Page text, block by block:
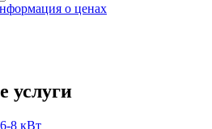
о ценах
услуги